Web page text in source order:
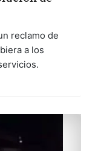
reclamo de
a los